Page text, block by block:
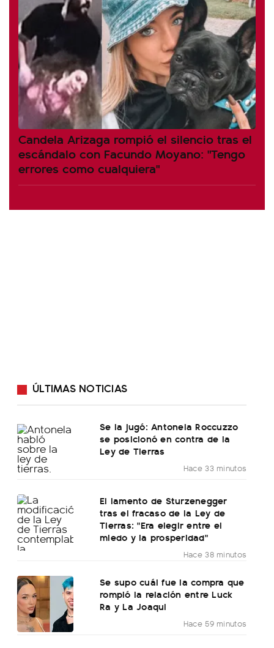
Candela Arizaga rompió el silencio tras el
escándalo con Facundo Moyano: "Tengo
errores como cualquiera"
ÚLTIMAS NOTICIAS
Se la jugó: Antonela Roccuzzo
se posicionó en contra de la
Ley de Tierras
Hace 33 minutos
El lamento de Sturzenegger
tras el fracaso de la Ley de
Tierras: "Era elegir entre el
miedo y la prosperidad"
Hace 38 minutos
Se supo cuál fue la compra que
rompió la relación entre Luck
Ra y La Joaqui
Hace 59 minutos